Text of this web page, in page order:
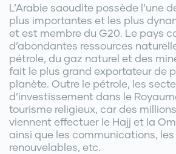
L’Arabie saoudite possède l’une
plus importantes et les plus
et est membre du G20. Le pays
d’abondantes ressources
pétrole, du gaz naturel et des
fait le plus grand exportateur de
planète. Outre le pétrole, les
d’investissement dans le
tourisme religieux, car des
viennent effectuer le Hajj et la
ainsi que les communications, les
renouvelables, etc.